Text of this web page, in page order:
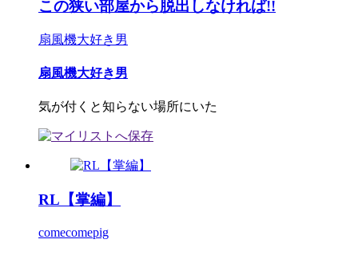
この狭い部屋から脱出しなければ!!
扇風機大好き男
扇風機大好き男
気が付くと知らない場所にいた
RL【掌編】
comecomepig